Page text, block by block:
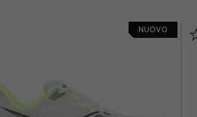
EUR 42 / US 8.5
/ US 10
NUOVO